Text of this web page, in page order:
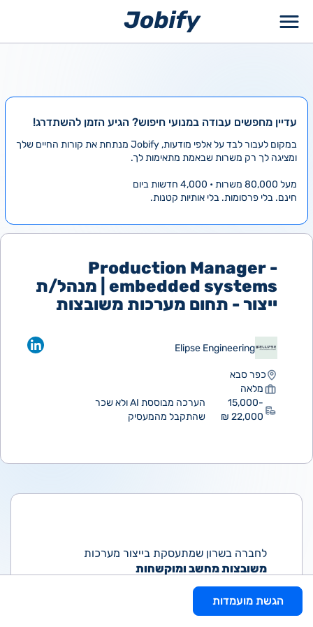
עדיין מחפשים עבודה במנועי חיפוש? הגיע הזמן להשתדרג!
במקום לעבור לבד על אלפי מודעות, Jobify מנתחת את קורות החיים שלך
ומציגה לך רק משרות שבאמת מתאימות לך.
מעל 80,000 משרות • 4,000 חדשות ביום
חינם. בלי פרסומות. בלי אותיות קטנות.
Production Manager -
embedded systems | מנהל/ת
ייצור - תחום מערכות משובצות
Elipse Engineering
כפר סבא
מלאה
15,000-
22,000 ₪
הערכה מבוססת AI ולא שכר
שהתקבל מהמעסיק
לחברה בשרון שמתעסקת בייצור מערכות
משובצות מחשב ומוקשחות
עבור התעשייה הביטחונית והאזרחית
.
הגשת מועמדות